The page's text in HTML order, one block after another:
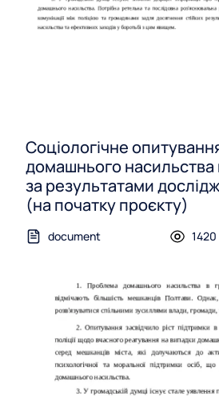
Соціологічне
домашнього насильства
за результатами
(на початку проєкту)
document 1420